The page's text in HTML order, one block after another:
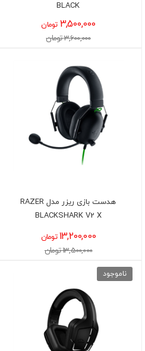
BLACK
3,500,000 تومان
3,600,000 تومان
هدست بازی ریزر مدل RAZER
BLACKSHARK V2 X
13,200,000 تومان
13,500,000 تومان
ناموجود